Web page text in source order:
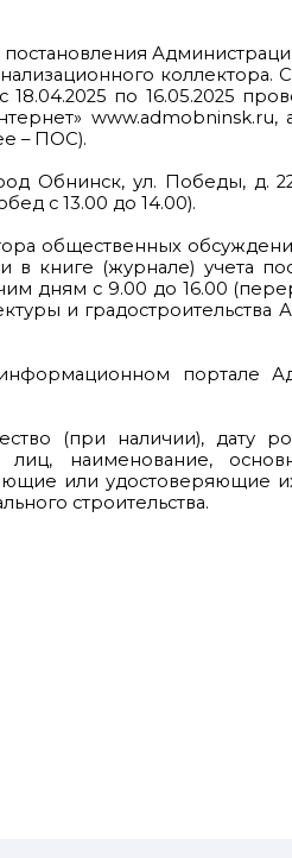
постановления
коллектора.
по 16.05.2025
www.admobninsk.ru,
– ПОС).
Обнинск, ул. Победы, д.
с 13.00 до 14.00).
общественных
в книге (журнале) учета
дням с 9.00 до 16.00
и градостроительства
портале
(при наличии), дату
наименование,
или удостоверяющие
строительства.